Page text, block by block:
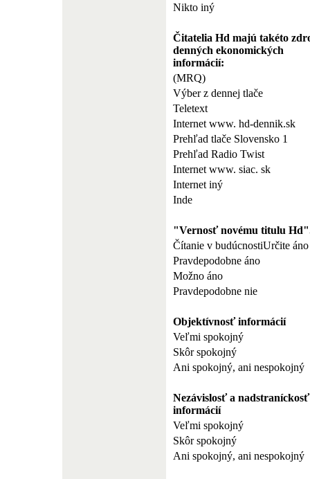
Nikto iný
Čitatelia Hd majú takéto
denných ekonomických
informácií:
(MRQ)
Výber z dennej tlače
Teletext
Internet www. hd-dennik.sk
Prehľad tlače Slovensko 1
Prehľad Radio Twist
Internet www. siac. sk
Internet iný
Inde
"Vernosť novému titulu
Čítanie v budúcnostiUrčite áno
Pravdepodobne áno
Možno áno
Pravdepodobne nie
Objektívnosť informácií
Veľmi spokojný
Skôr spokojný
Ani spokojný, ani nespokojný
Nezávislosť a nadstraníckosť
informácií
Veľmi spokojný
Skôr spokojný
Ani spokojný, ani nespokojný